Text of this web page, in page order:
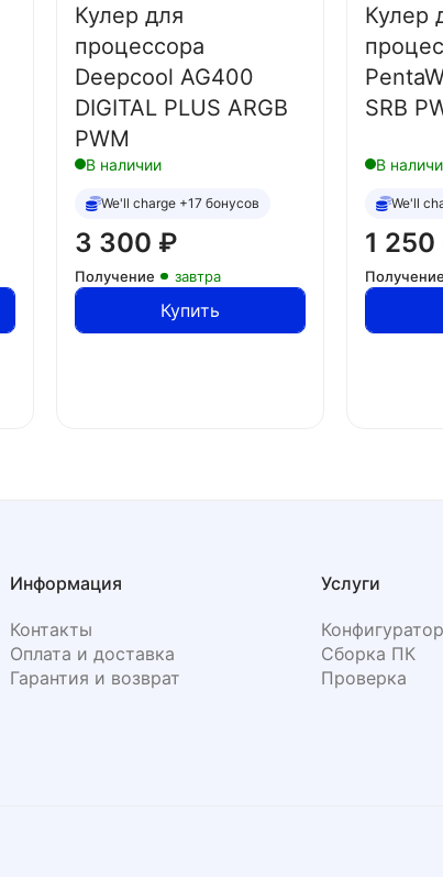
Кулер для
процессора
Deepcool AG400
DIGITAL PLUS ARGB
PWM
В наличии
We'll charge +17 бонусов
3 300 ₽
Получение завтра
Купить
Кулер
SRB
В
We'll
1 250
Получение
Информация
Контакты
Оплата и доставка
Гарантия и возврат
Услуги
Конфигуратор
Сборка ПК
Проверка